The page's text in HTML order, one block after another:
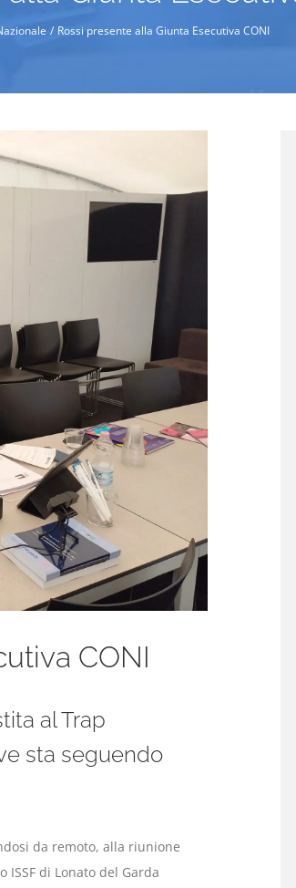
Rossi presente alla Giunta Esecutiva CONI
CONI
al Trap
sta seguendo
da remoto, alla riunione
di Lonato del Garda